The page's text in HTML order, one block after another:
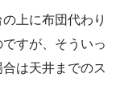
上に布団代わり
すが、そういっ
は天井までのス